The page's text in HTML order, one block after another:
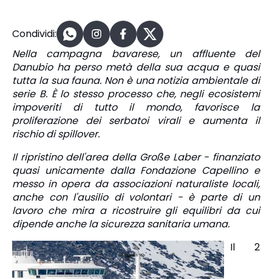
Condividi:
Nella campagna bavarese, un affluente del
Danubio ha perso metà della sua acqua e quasi
tutta la sua fauna. Non è una notizia ambientale di
serie B. È lo stesso processo che, negli ecosistemi
impoveriti di tutto il mondo, favorisce la
proliferazione dei serbatoi virali e aumenta il
rischio di spillover.
Il ripristino dell'area della Große Laber - finanziato
quasi unicamente dalla Fondazione Capellino e
messo in opera da associazioni naturaliste locali,
anche con l'ausilio di volontari - è parte di un
lavoro che mira a ricostruire gli equilibri da cui
dipende anche la sicurezza sanitaria umana.
Il 2